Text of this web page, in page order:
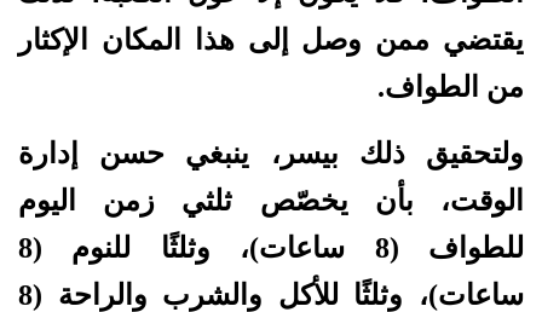
يقتضي ممن وصل إلى هذا المكان الإكثار
من الطواف.
ولتحقيق ذلك بيسر، ينبغي حسن إدارة
الوقت، بأن يخصّص ثلثي زمن اليوم
للطواف (8 ساعات)، وثلثًا للنوم (8
ساعات)، وثلثًا للأكل والشرب والراحة (8